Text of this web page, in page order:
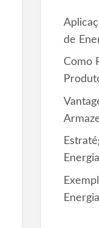
de
Como
Energia
Energia